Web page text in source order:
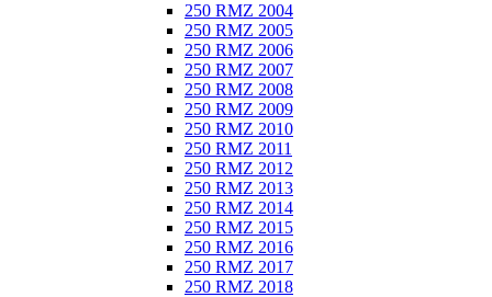
250 RMZ 2004
250 RMZ 2005
250 RMZ 2006
250 RMZ 2007
250 RMZ 2008
250 RMZ 2009
250 RMZ 2010
250 RMZ 2011
250 RMZ 2012
250 RMZ 2013
250 RMZ 2014
250 RMZ 2015
250 RMZ 2016
250 RMZ 2017
250 RMZ 2018